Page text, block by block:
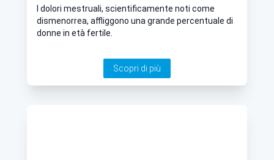
natura
I dolori mestruali, scientificamente noti come
dismenorrea, affliggono una grande percentuale di
donne in età fertile.
Scopri di più